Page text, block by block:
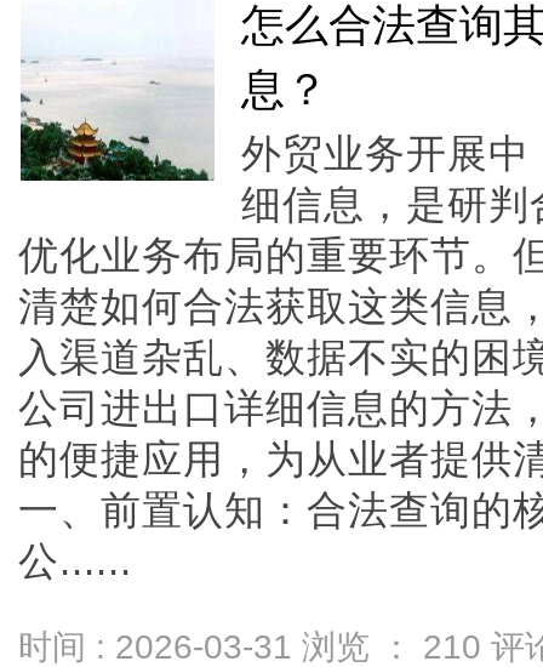
怎么合法查询
息？
外贸业务开展
细信息，是研
优化业务布局的重要环节。
清楚如何合法获取这类信息
入渠道杂乱、数据不实的困
公司进出口详细信息的方法
的便捷应用，为从业者提供
一、前置认知：合法查询的
公......
时间 : 2026-03-31 浏览 ： 210 评